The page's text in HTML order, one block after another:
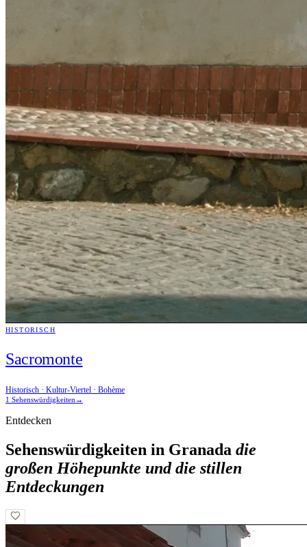
HISTORISCH
Sacromonte
Historisch · Kultur-Viertel · Bohème
1 Sehenswürdigkeiten →
Entdecken
Sehenswürdigkeiten in Granada die
großen Höhepunkte und die stillen
Entdeckungen